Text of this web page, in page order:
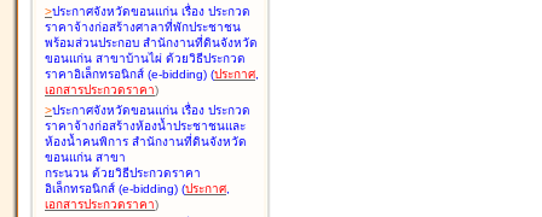
>ประกาศจังหวัดขอนแก่น เรื่อง ประกวด
ราคาจ้างก่อสร้างศาลาที่พักประชาชน
พร้อมส่วนประกอบ สำนักงานที่ดินจังหวัด
ขอนแก่น สาขาบ้านไผ่ ด้วยวิธีประกวด
ราคาอิเล็กทรอนิกส์ (e-bidding) (ประกาศ,
เอกสารประกวดราคา)
>ประกาศจังหวัดขอนแก่น เรื่อง ประกวด
ราคาจ้างก่อสร้างห้องน้ำประชาชนและ
ห้องน้ำคนพิการ สำนักงานที่ดินจังหวัด
ขอนแก่น สาขา
กระนวน ด้วยวิธีประกวดราคา
อิเล็กทรอนิกส์ (e-bidding) (ประกาศ,
เอกสารประกวดราคา)